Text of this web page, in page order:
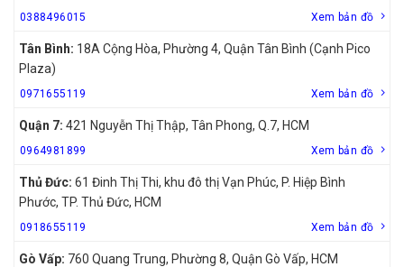
0388496015 Xem bản đồ
Tân Bình: 18A Cộng Hòa, Phường 4, Quận Tân Bình (Cạnh Pico
Plaza)
0971655119 Xem bản đồ
Quận 7: 421 Nguyễn Thị Thập, Tân Phong, Q.7, HCM
0964981899 Xem bản đồ
Thủ Đức: 61 Đinh Thị Thi, khu đô thị Vạn Phúc, P. Hiệp Bình
Phước, TP. Thủ Đức, HCM
0918655119 Xem bản đồ
Gò Vấp: 760 Quang Trung, Phường 8, Quận Gò Vấp, HCM